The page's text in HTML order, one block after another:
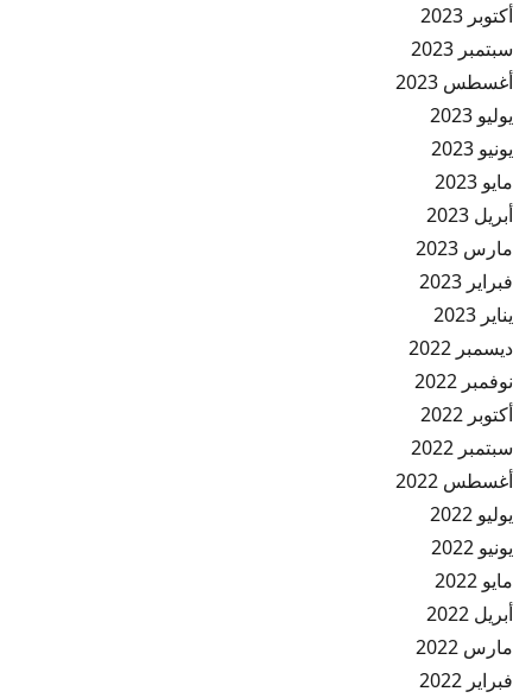
أكتوبر 2023
سبتمبر 2023
أغسطس 2023
يوليو 2023
يونيو 2023
مايو 2023
أبريل 2023
مارس 2023
فبراير 2023
يناير 2023
ديسمبر 2022
نوفمبر 2022
أكتوبر 2022
سبتمبر 2022
أغسطس 2022
يوليو 2022
يونيو 2022
مايو 2022
أبريل 2022
مارس 2022
فبراير 2022